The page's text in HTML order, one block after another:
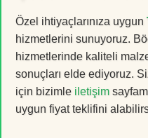
Özel ihtiyaçlarınıza uygun
hizmetlerini sunuyoruz.
hizmetlerinde kaliteli
sonuçları elde ediyoruz.
için bizimle iletişim
uygun fiyat teklifini